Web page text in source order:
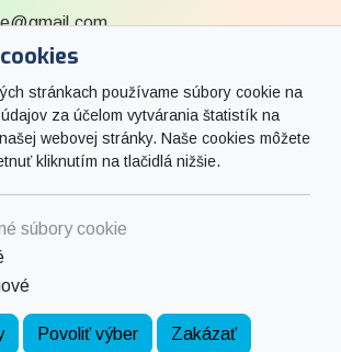
stránkach používame súbory cookie na
za účelom vytvárania štatistík na
webovej stránky. Naše cookies môžete
kliknutím na tlačidlá nižšie.
súbory cookie
Povoliť výber Zakázať
- Web: